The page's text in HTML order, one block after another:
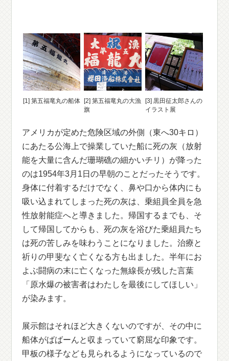
[1] 第五福竜丸の船体
[2] 第五福竜丸の大漁
旗
[3] 黒田征太郎さんの
イラスト展
アメリカが定めた危険区域の外側（東へ30キロ）
にあたる公海上で操業していた船に死の灰（放射
能を大量に含んだ珊瑚礁の細かいチリ）が降った
のは1954年3月1日の早朝のことだったそうです。
身体に付着するだけでなく、鼻や口から体内にも
吸い込まれてしまった死の灰は、乗組員全員を急
性放射能症へと導きました。帰国するまでも、そ
して帰国してからも、死の灰を浴びた乗組員たち
は死の苦しみを味わうことになりました。治療と
祈りの甲斐なく亡くなる方も出ました。半年にお
よぶ闘病の末に亡くなった無線長が残した言葉
「原水爆の被害者はわたしを最後にしてほしい」
が染みます。
展示館はそれほど大きくないのですが、その中に
船体がばばーんと収まっていて窮屈な印象です。
甲板の様子なども見られるようになっているので